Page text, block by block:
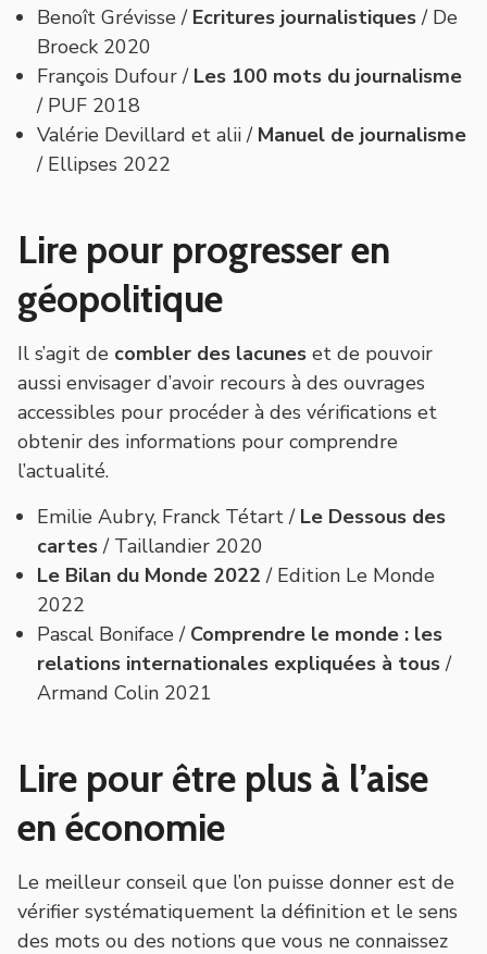
Benoît Grévisse / Ecritures journalistiques / De
Broeck 2020
François Dufour / Les 100 mots du journalisme
/ PUF 2018
Valérie Devillard et alii / Manuel de journalisme
/ Ellipses 2022
Lire pour progresser en
géopolitique
Il s’agit de combler des lacunes et de pouvoir
aussi envisager d’avoir recours à des ouvrages
accessibles pour procéder à des vérifications et
obtenir des informations pour comprendre
l’actualité.
Emilie Aubry, Franck Tétart / Le Dessous des
cartes / Taillandier 2020
Le Bilan du Monde 2022 / Edition Le Monde
2022
Pascal Boniface / Comprendre le monde : les
relations internationales expliquées à tous /
Armand Colin 2021
Lire pour être plus à l’aise
en économie
Le meilleur conseil que l’on puisse donner est de
vérifier systématiquement la définition et le sens
des mots ou des notions que vous ne connaissez